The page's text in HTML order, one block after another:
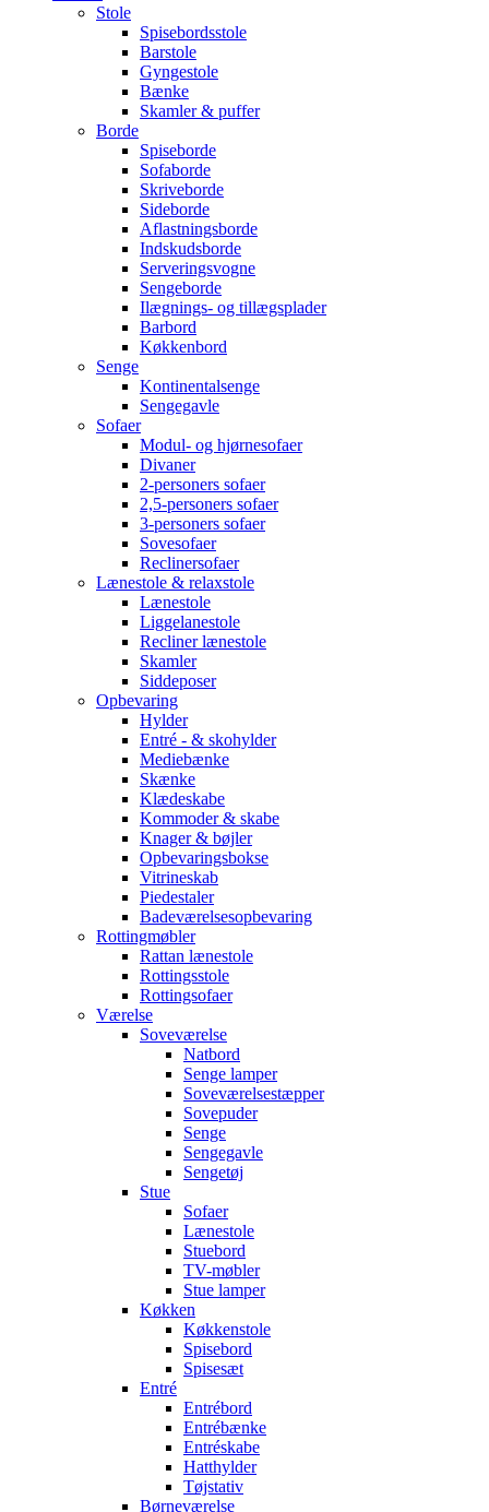
Stole
Spisebordsstole
Barstole
Gyngestole
Bænke
Skamler & puffer
Borde
Spiseborde
Sofaborde
Skriveborde
Sideborde
Aflastningsborde
Indskudsborde
Serveringsvogne
Sengeborde
Ilægnings- og tillægsplader
Barbord
Køkkenbord
Senge
Kontinentalsenge
Sengegavle
Sofaer
Modul- og hjørnesofaer
Divaner
2-personers sofaer
2,5-personers sofaer
3-personers sofaer
Sovesofaer
Reclinersofaer
Lænestole & relaxstole
Lænestole
Liggelanestole
Recliner lænestole
Skamler
Siddeposer
Opbevaring
Hylder
Entré - & skohylder
Mediebænke
Skænke
Klædeskabe
Kommoder & skabe
Knager & bøjler
Opbevaringsbokse
Vitrineskab
Piedestaler
Badeværelsesopbevaring
Rottingmøbler
Rattan lænestole
Rottingsstole
Rottingsofaer
Værelse
Soveværelse
Natbord
Senge lamper
Soveværelsestæpper
Sovepuder
Senge
Sengegavle
Sengetøj
Stue
Sofaer
Lænestole
Stuebord
TV-møbler
Stue lamper
Køkken
Køkkenstole
Spisebord
Spisesæt
Entré
Entrébord
Entrébænke
Entréskabe
Hatthylder
Tøjstativ
Børneværelse